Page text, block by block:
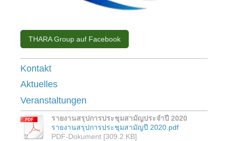
THARA Group auf Facebook
Kontakt
Aktuelles
Veranstaltungen
รายงานสรุปการประชุมสามัญประจำปี 2020
รายงานสรุปการประชุมสามัญปี 2020.pdf
PDF-Dokument [309.2 KB]